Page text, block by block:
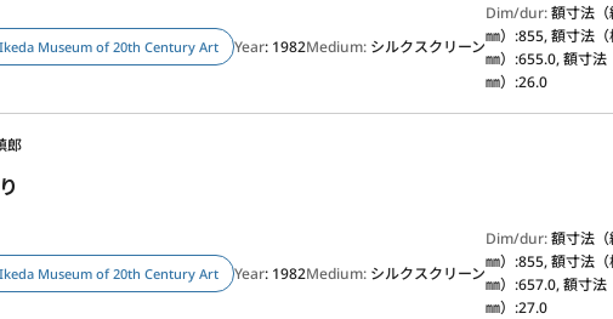
Ikeda Museum of 20th Century Art Year: 1982Medium: シルクスクリーン
Dim/dur:額寸法（
㎜）:855, 額寸法（
㎜）:655.0, 額寸法
㎜）:26.0
郎
Ikeda Museum of 20th Century Art Year: 1982Medium: シルクスクリーン
Dim/dur:額寸法（
㎜）:855, 額寸法（
㎜）:657.0, 額寸法
㎜）:27.0